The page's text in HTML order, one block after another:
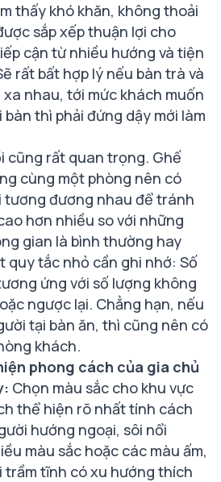
thấy khó khăn, không thoải
sắp xếp thuận lợi cho
cận từ nhiều hướng và tiện
rất bất hợp lý nếu bàn trà và
nhau, tới mức khách muốn
thì phải đứng dậy mới làm
cũng rất quan trọng. Ghế
cùng một phòng nên có
tương đương nhau để tránh
hơn nhiều so với những
gian là bình thường hay
tắc nhỏ cần ghi nhớ: Số
ứng với số lượng không
ngược lại. Chẳng hạn, nếu
tại bàn ăn, thì cũng nên có
khách.
phong cách của gia chủ
Chọn màu sắc cho khu vực
thể hiện rõ nhất tính cách
hướng ngoại, sôi nổi
màu sắc hoặc các màu ấm,
trầm tĩnh có xu hướng thích